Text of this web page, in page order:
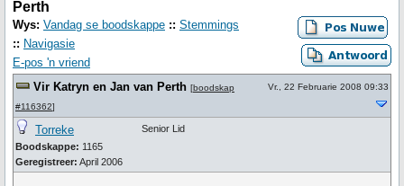
Perth
Wys: Vandag se boodskappe :: Stemmings
:: Navigasie
E-pos 'n vriend
Vir Katryn en Jan van Perth [boodskap
#116362]
Vr., 22 Februarie 2008 09:33
Torreke
Boodskappe: 1165
Geregistreer: April 2006
Senior Lid